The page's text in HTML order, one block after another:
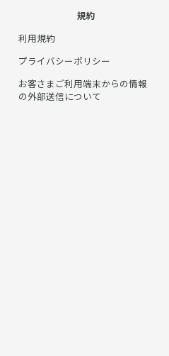
規約
利用規約
プライバシーポリシー
お客さまご利用端末からの情報
の外部送信について